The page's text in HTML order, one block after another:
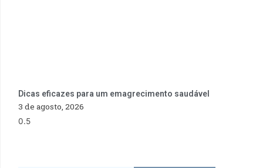
Dicas eficazes para um emagrecimento saudável
3 de agosto, 2026